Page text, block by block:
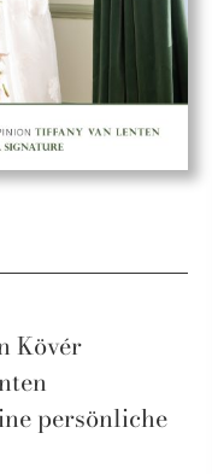
Kövér
persönliche